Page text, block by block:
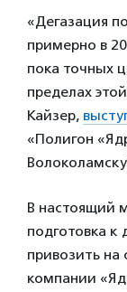
«Дегазация
примерно в
пока точных
пределах
Кайзер,
«Полигон
В настоящий
подготовка
привозить
компании